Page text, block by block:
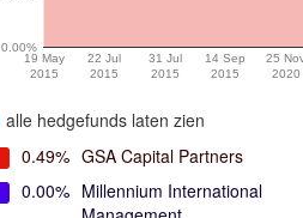
19 May
2015
22 Jul
2015
31 Jul
2015
14 Sep
2015
25
2020
0.00%
alle hedgefunds laten zien
0.49% GSA Capital Partners
0.00% Millennium International